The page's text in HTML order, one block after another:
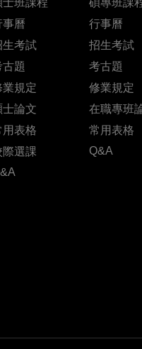
事曆
生考試
古題
業規定
士論文
用表格
際選課
行事曆
招生考試
考古題
修業規定
在職專班
常用表格
Q&A